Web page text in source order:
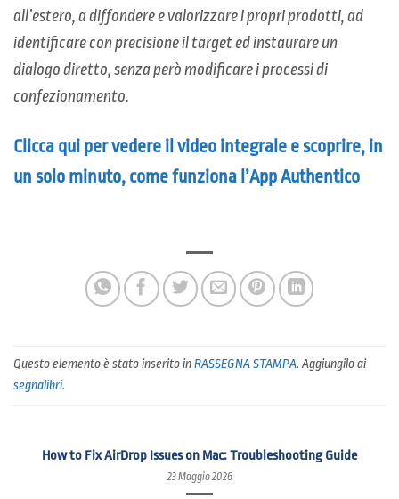
all’estero, a diffondere e valorizzare i propri prodotti, ad
identificare con precisione il target ed instaurare un
dialogo diretto, senza però modificare i processi di
confezionamento.
Clicca qui per vedere il video integrale e scoprire, in
un solo minuto, come funziona l’App Authentico
Questo elemento è stato inserito inRASSEGNA STAMPA. Aggiungilo ai
segnalibri.
How to Fix AirDrop Issues on Mac: Troubleshooting Guide
23 Maggio 2026